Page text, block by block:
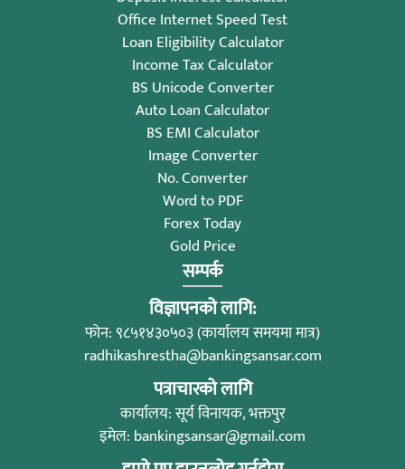
Office Internet Speed Test
Loan Eligibility Calculator
Income Tax Calculator
BS Unicode Converter
Auto Loan Calculator
BS EMI Calculator
Image Converter
No. Converter
Word to PDF
Forex Today
Gold Price
सम्पर्क
विज्ञापनको लागि:
फोन: ९८५१४३०५०३ (कार्यालय समयमा मात्र)
radhikashrestha@bankingsansar.com
पत्राचारको लागि
कार्यालय: सूर्य विनायक, भक्तपुर
इमेल: bankingsansar@gmail.com